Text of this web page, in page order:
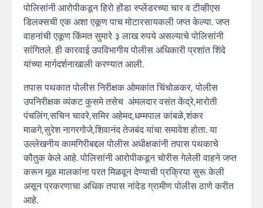
पोलिसांनी आरोपीकडून हिरो होंडा स्प्लेंडरच्या चार व टीव्हीएस
डिलक्सची एक अशा एकूण पाच मोटारसायकली जप्त केल्या. जप्त
वाहनांची एकूण किंमत सुमारे ३ लाख रुपये असल्याचे पोलिसांनी
सांगितले. ही कारवाई उपविभागीय पोलीस अधिकारी प्रशांत शिंदे
यांच्या मार्गदर्शनाखाली करण्यात आली.
तपास पथकात पोलीस निरीक्षक ओमकांत चिंचोळकर, पोलीस
उपनिरीक्षक व्यंकट कुसमे तसेच अंमलदार वसंत केंद्रे,मारोती
पंचलिंग,सचिन चावरे,समिर अहेमद,धम्मपाल कांबळे,शंकर
माळगे,सुरेश नागरगोजे,शिवानंद तेजबंद यांचा समावेश होता. या
उल्लेखनीय कामगिरीबद्दल पोलीस अधीक्षकांनी तपास पथकाचे
कौतुक केले आहे. पोलिसांनी आरोपीकडून चोरीस गेलेली वाहने जप्त
करून मूळ मालकांना परत मिळवून देण्याची प्रक्रिया सुरू केली
असून प्रकरणाचा अधिक तपास नांदेड ग्रामीण पोलीस ठाणे करीत
आहे.